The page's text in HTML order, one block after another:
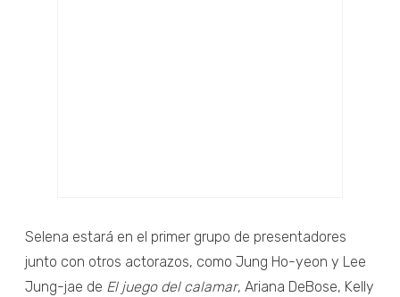
Selena estará en el primer grupo de presentadores
junto con otros actorazos, como Jung Ho-yeon y Lee
Jung-jae de El juego del calamar, Ariana DeBose, Kelly